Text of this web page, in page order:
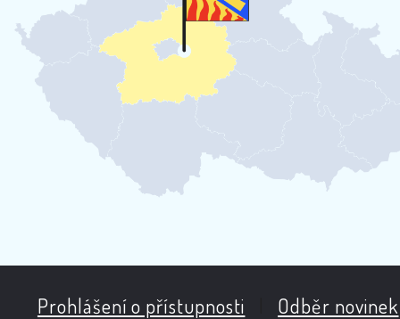
Prohlášení o přístupnosti Odběr novinek